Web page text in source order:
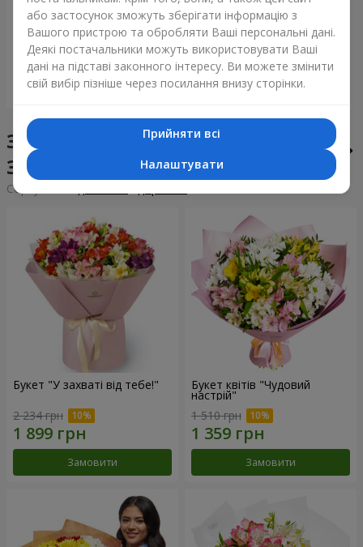
Букет "Tarnis"
6 398 грн
Замовити
Збірні букети у місті
Звенигородка
Сортування:
Букет "У захваті від тебе!"
2 234 грн
Замовити
Букет квітів "Чудовий
настрій"
1 510 грн
Замовити
або застосунок зможуть зберігати інформацію з
Вашого пристрою та обробляти Ваші персональні дані.
Деякі постачальники можуть використовувати Ваші
дані на підставі законного інтересу. Ви можете змінити
свій вибір пізніше через посилання внизу сторінки.
Прийняти всі
Налаштувати